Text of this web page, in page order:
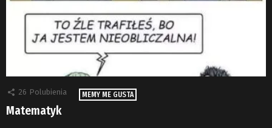
26 Polubienia MEMY ME GUSTA
Matematyk